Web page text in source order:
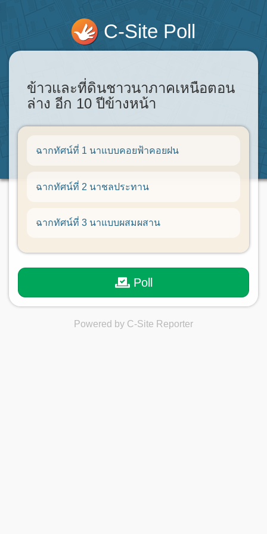
C-Site Poll
ข้าวและที่ดินชาวนาภาคเหนือตอน
ล่าง อีก 10 ปีข้างหน้า
ฉากทัศน์ที่ 1 นาแบบคอยฟ้าคอยฝน
ฉากทัศน์ที่ 2 นาชลประทาน
ฉากทัศน์ที่ 3 นาแบบผสมผสาน
Poll
Powered by C-Site Reporter